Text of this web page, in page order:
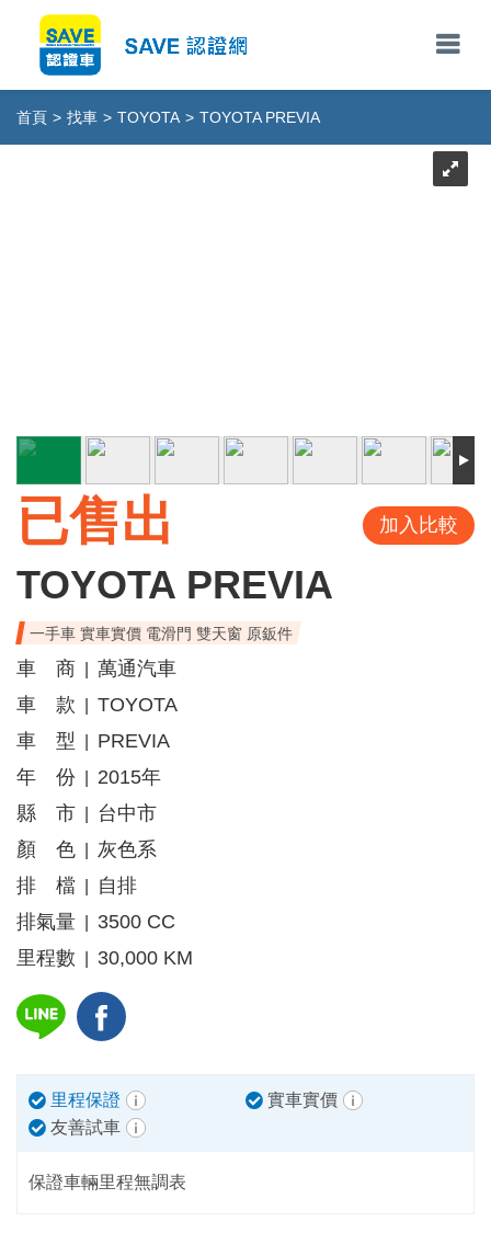
首頁 > 找車 > TOYOTA > TOYOTA PREVIA
已售出 加入比較
TOYOTA PREVIA
一手車 實車實價 電滑門 雙天窗 原鈑件
車 商
萬通汽車
車 款
TOYOTA
車 型
PREVIA
年 份
2015年
縣 市
台中市
顏 色
灰色系
排 檔
自排
排氣量
3500 CC
里程數
30,000 KM
里程保證
實車實價
友善試車
保證車輛里程無調表